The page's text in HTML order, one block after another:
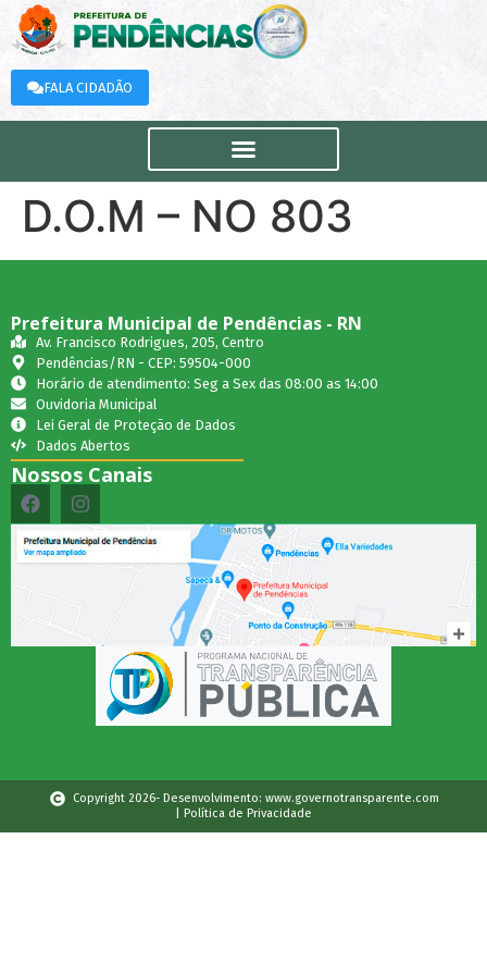
FALA CIDADÃO
D.O.M – NO 803
Prefeitura Municipal de Pendências - RN
Av. Francisco Rodrigues, 205, Centro
Pendências/RN - CEP: 59504-000
Horário de atendimento: Seg a Sex das 08:00 as 14:00
Ouvidoria Municipal
Lei Geral de Proteção de Dados
Dados Abertos
Nossos Canais
Copyright 2026- Desenvolvimento: www.governotransparente.com
| Política de Privacidade